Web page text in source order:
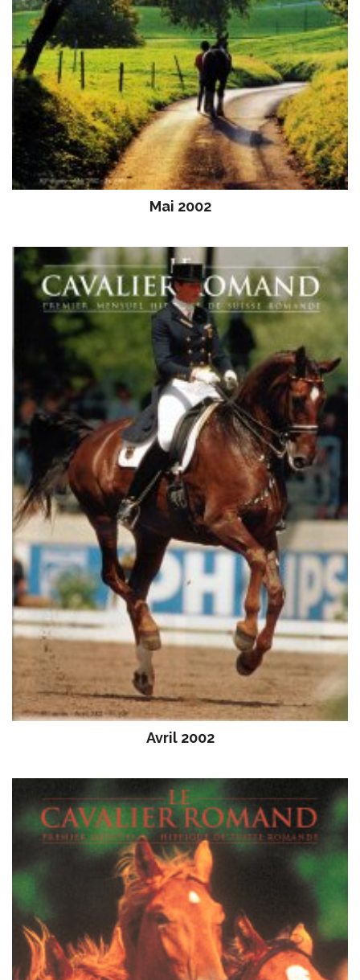
Mai 2002
Avril 2002